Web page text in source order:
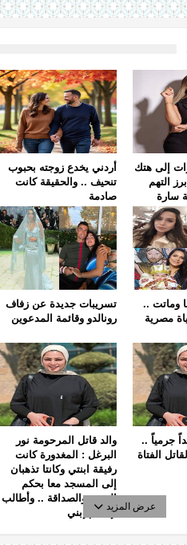
أردني يخدع زوجته بحبوب
تنحيف .. والحقيقة كانت
صادمة
إلى هتك
التهم
سارة
تسريبات جديدة عن زفاف
رونالدو وقائمة المدعوين
وماتت ..
مصرية
والد قاتل المرحومة نور
البرغل : المغدورة كانت
رفيقة ابنتي وكانتا تذهبان
إلى المسجد معا بحكم
الجيرة والصداقة .. وأطالب
بإعدام إبني
و33 قيداً جرمياً ..
الفتاة
عرض المزيد